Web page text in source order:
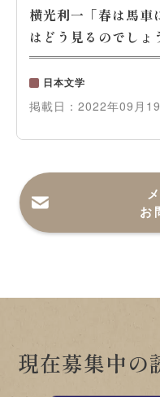
横光利一「春は馬車
はどう見るのでしょ
日本文学
掲載日： 2022年09月
お
現在募集中の